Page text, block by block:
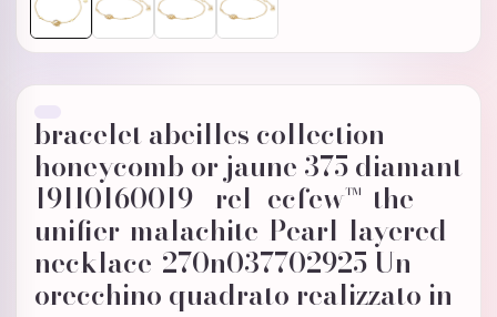
bracelet abeilles collection
honeycomb or jaune 375 diamant
191l0160019 _rel_ecfew™-the-
unifier-malachite-Pearl-layered-
necklace-270n037702925 Un
orecchino quadrato realizzato in